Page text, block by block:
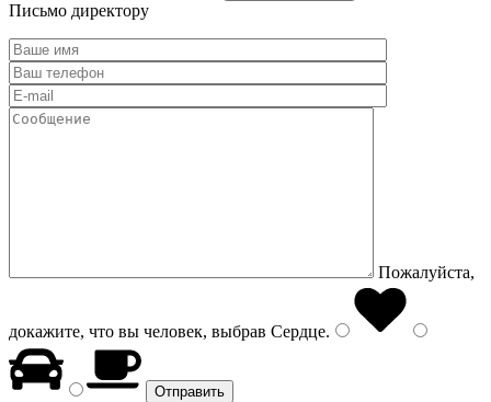
Письмо директору
Пожалуйста,
докажите, что вы человек, выбрав Сердце.